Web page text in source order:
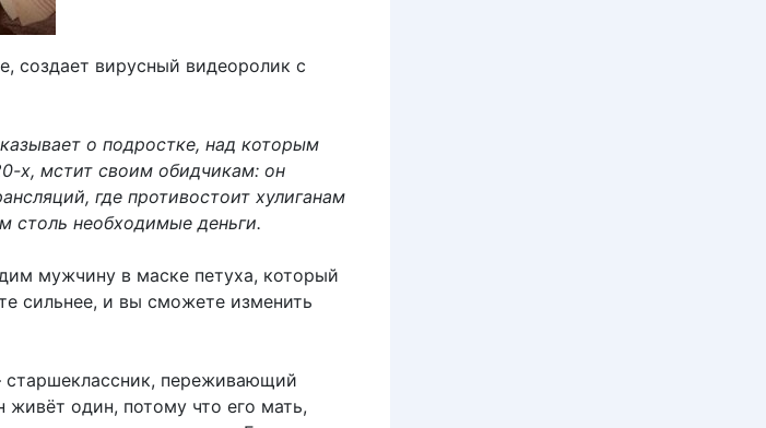
создает вирусный видеоролик с
о подростке, над которым
х, мстит своим обидчикам: он
где противостоит хулиганам
столь необходимые деньги.
мужчину в маске петуха, который
сильнее, и вы сможете изменить
переживающий
живёт один, потому что его мать,